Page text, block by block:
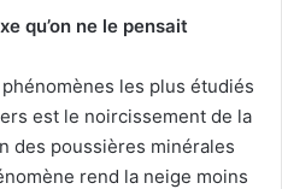
qu’on ne le pensait
les plus étudiés
est le noircissement de la
des poussières minérales
rend la neige moins